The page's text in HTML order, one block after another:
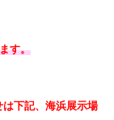
す。
下記、海浜展示場